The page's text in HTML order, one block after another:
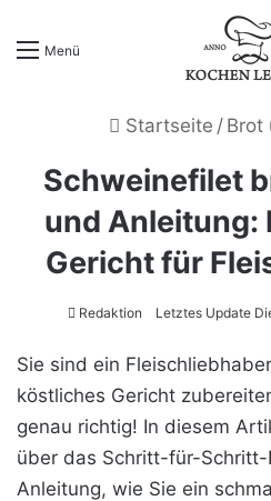
Menü
Startseite / Brot
Schweinefilet
und Anleitung:
Gericht für
Redaktion Letztes Update
Sie sind ein
köstliches Gericht
genau richtig! In diesem
über das Schritt-für-Schritt-
Anleitung, wie Sie ein